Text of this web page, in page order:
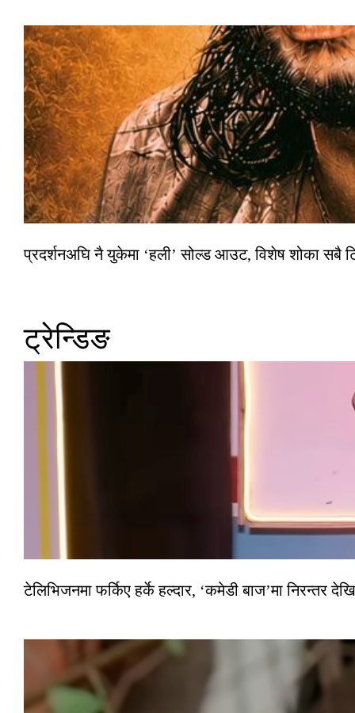
प्रदर्शनअघि नै युकेमा ‘हली’ सोल्ड आउट, विशेष शोका सबै
ट्रेन्डिङ
टेलिभिजनमा फर्किए हर्के हल्दार, ‘कमेडी बाज’मा निरन्तर